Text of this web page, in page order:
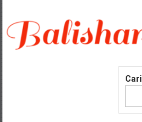
konten
Cari